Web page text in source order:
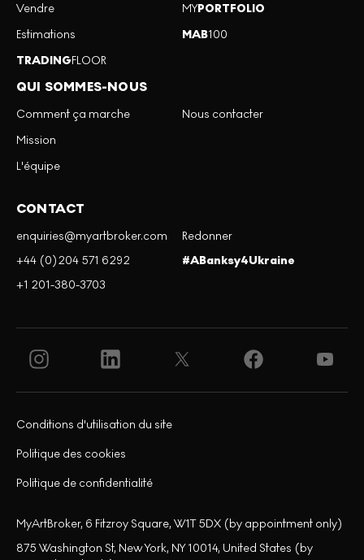
Vendre
Estimations
TRADINGFLOOR
MYPORTFOLIO
MAB100
QUI SOMMES-NOUS
Comment ça marche
Mission
L'équipe
Nous contacter
CONTACT
enquiries@myartbroker.com
+44 (0)204 571 6292
+1 201-380-3703
Redonner
#ABanksy4Ukraine
Politique de confidentialité
Politique des cookies
Conditions d'utilisation du site
MyArtBroker, 6 Fitzroy Square, W1T 5DX (by appointment only)
875 Washington St, New York, NY 10014, United States (by